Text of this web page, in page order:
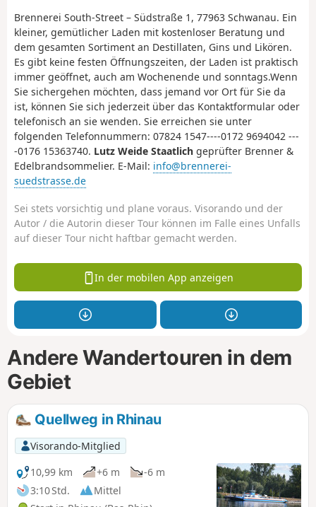
Brennerei South-Street – Südstraße 1, 77963 Schwanau. Ein
kleiner, gemütlicher Laden mit kostenloser Beratung und
dem gesamten Sortiment an Destillaten, Gins und Likören.
Es gibt keine festen Öffnungszeiten, der Laden ist praktisch
immer geöffnet, auch am Wochenende und sonntags.Wenn
Sie sichergehen möchten, dass jemand vor Ort für Sie da
ist, können Sie sich jederzeit über das Kontaktformular oder
telefonisch an sie wenden. Sie erreichen sie unter
folgenden Telefonnummern: 07824 1547----0172 9694042 ---
-0176 15363740. Lutz Weide Staatlich geprüfter Brenner &
Edelbrandsommelier. E-Mail: info@brennerei-
suedstrasse.de
Sei stets vorsichtig und plane voraus. Visorando und der
Autor / die Autorin dieser Tour können im Falle eines Unfalls
auf dieser Tour nicht haftbar gemacht werden.
In der mobilen App anzeigen
Andere Wandertouren in dem
Gebiet
Quellweg in Rhinau
Visorando-Mitglied
10,99 km
+6 m
-6 m
3:10 Std.
Mittel